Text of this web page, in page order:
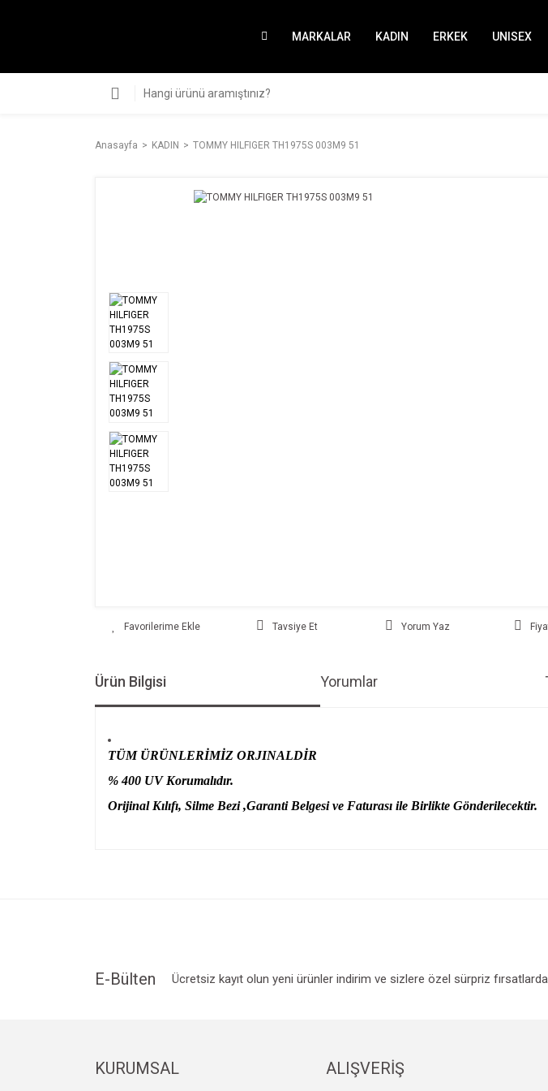
MARKALAR KADIN ERKEK UNISEX
Anasayfa KADIN TOMMY HILFIGER TH1975S 003M9 51
Tavsiye Et Yorum Yaz
Ürün Bilgisi Yorumlar
TÜM ÜRÜNLERİMİZ ORJINALDİR
% 400 UV Korumalıdır.
Orijinal Kılıfı, Silme Bezi ,Garanti Belgesi ve Faturası ile Birlikte Gönderilecektir.
Bu ürüne benzer farklı alternatifler olmalı.
E-Bülten Ücretsiz kayıt olun yeni ürünler indirim ve sizlere özel sürpriz
KURUMSAL ALIŞVERİŞ